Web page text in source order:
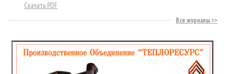
Скачать PDF
Все журналы